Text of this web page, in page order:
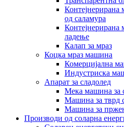
Контејнерирана
од саламура
Контејнерирана
ладење
Калап за мраз
Коцка мраз машина
Комерцијална
Индустриска
Апарат за сладолед
Мека машина за
Машина за тврд
Машина за
Производи од соларна